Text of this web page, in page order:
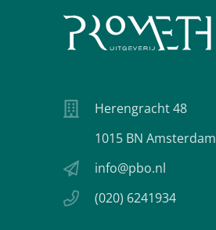
Herengracht 48
1015 BN Amsterdam
info@pbo.nl
(020) 6241934